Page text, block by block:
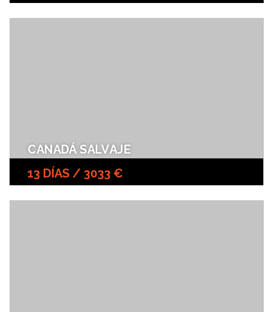
CANADÁ SALVAJE
13 DÍAS / 3033 €